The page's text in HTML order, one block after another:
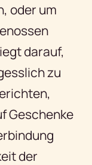
oder um
darauf,
zu
Geschenke
der